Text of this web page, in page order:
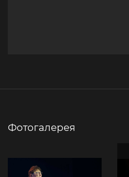
Фотогалерея